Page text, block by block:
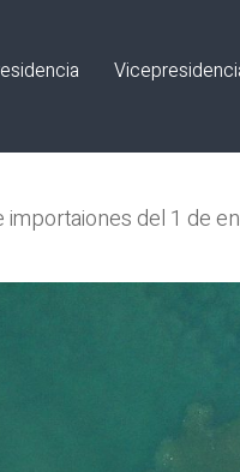
del 1 de